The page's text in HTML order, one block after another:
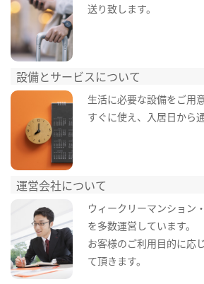
送り致します。
設備とサービスについて
生活に必要な設備をご用
すぐに使え、入居日から
運営会社について
ウィークリーマンション
を多数運営しています。
お客様のご利用目的に応
て頂きます。